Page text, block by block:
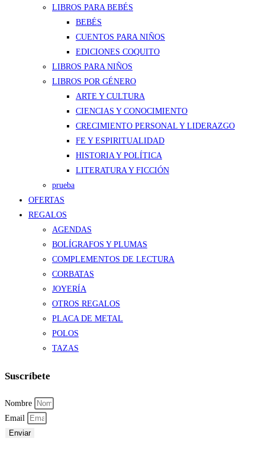
LIBROS PARA BEBÉS
BEBÉS
CUENTOS PARA NIÑOS
EDICIONES COQUITO
LIBROS PARA NIÑOS
LIBROS POR GÉNERO
ARTE Y CULTURA
CIENCIAS Y CONOCIMIENTO
CRECIMIENTO PERSONAL Y LIDERAZGO
FE Y ESPIRITUALIDAD
HISTORIA Y POLÍTICA
LITERATURA Y FICCIÓN
prueba
OFERTAS
REGALOS
AGENDAS
BOLÍGRAFOS Y PLUMAS
COMPLEMENTOS DE LECTURA
CORBATAS
JOYERÍA
OTROS REGALOS
PLACA DE METAL
POLOS
TAZAS
Suscríbete
Nombre
Email
Enviar